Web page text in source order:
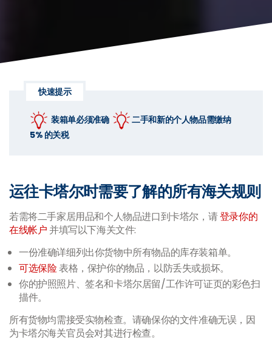
快速提示
装箱单必须准确
二手和新的个人物品需缴纳
5% 的关税
运往卡塔尔时需要了解的所有海关规则
若需将二手家居用品和个人物品进口到卡塔尔，请登录你的
在线帐户 并填写以下海关文件:
一份准确详细列出你货物中所有物品的库存装箱单。
可选保险表格，保护你的物品，以防丢失或损坏。
你的护照照片、签名和卡塔尔居留/工作许可证页的彩色扫
描件。
所有货物均需接受实物检查。请确保你的文件准确无误，因
为卡塔尔海关官员会对其进行检查。